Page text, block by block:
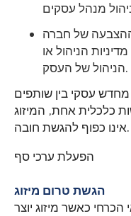
זכויות ההצבעה של חברה
הניהול או
הניהול של העסק.
עסקי בין שותפים
כלכלית אחת, המיזוג
אינו כפוף להגשת חובה.
הפעלת ערכי סף
הגשת טרום מיזוג